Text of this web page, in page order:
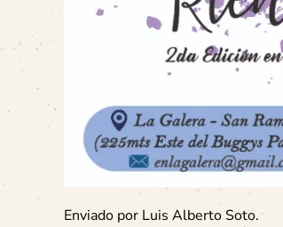
Enviado por Luis Alberto Soto.